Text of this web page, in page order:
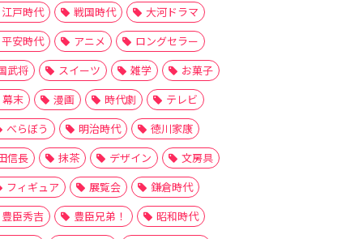
江戸時代 戦国時代
大河ドラマ
平安時代
アニメ
ロングセラー
武将
スイーツ 雑学
お菓子
幕末
漫画 時代劇
テレビ
べらぼう
明治時代
徳川家康
信長
抹茶 デザイン
文房具
フィギュア
展覧会
鎌倉時代
豊臣秀吉
豊臣兄弟！
昭和時代